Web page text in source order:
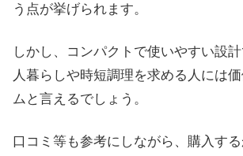
う点が挙げられます。
しかし、コンパクトで使いやすい設
人暮らしや時短調理を求める人には
ムと言えるでしょう。
口コミ等も参考にしながら、購入す